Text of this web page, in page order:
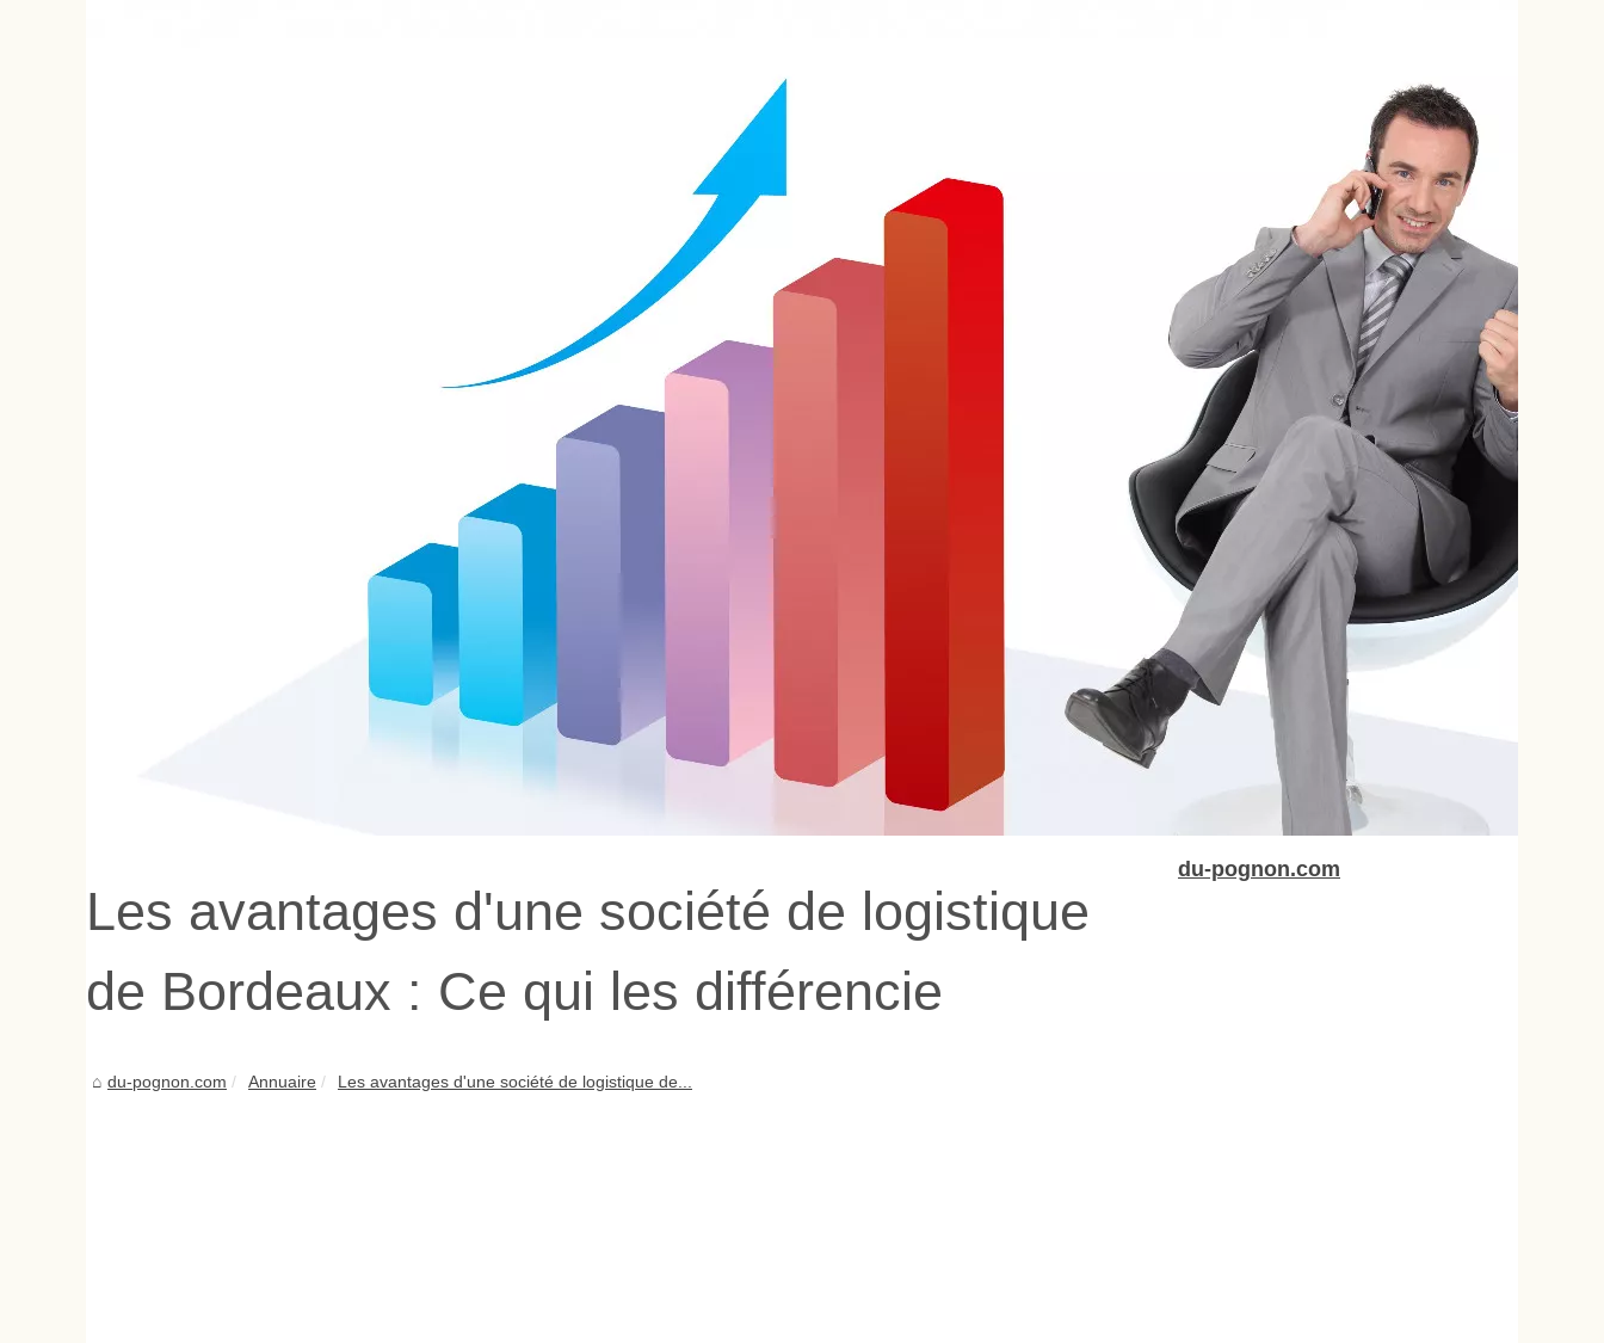
Les avantages d'une société de logistique
de Bordeaux : Ce qui les différencie
du-pognon.com Annuaire Les avantages d'une société de logistique de...
du-pognon.com